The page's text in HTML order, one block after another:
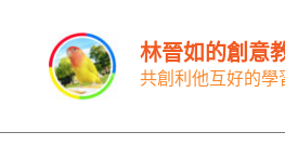
要
林晉如的創意
共創利他互好的學